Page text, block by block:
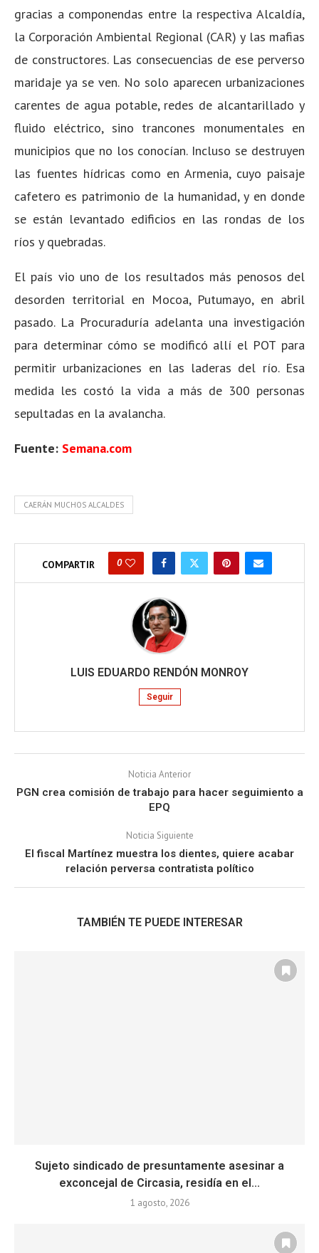
gracias a componendas entre la respectiva Alcaldía,
la Corporación Ambiental Regional (CAR) y las mafias
de constructores. Las consecuencias de ese perverso
maridaje ya se ven. No solo aparecen urbanizaciones
carentes de agua potable, redes de alcantarillado y
fluido eléctrico, sino trancones monumentales en
municipios que no los conocían. Incluso se destruyen
las fuentes hídricas como en Armenia, cuyo paisaje
cafetero es patrimonio de la humanidad, y en donde
se están levantado edificios en las rondas de los
ríos y quebradas.
El país vio uno de los resultados más penosos del
desorden territorial en Mocoa, Putumayo, en abril
pasado. La Procuraduría adelanta una investigación
para determinar cómo se modificó allí el POT para
permitir urbanizaciones en las laderas del río. Esa
medida les costó la vida a más de 300 personas
sepultadas en la avalancha.
Fuente: Semana.com
CAERÁN MUCHOS ALCALDES
COMPARTIR 0
LUIS EDUARDO RENDÓN MONROY
Seguir
Noticia Anterior
PGN crea comisión de trabajo para hacer seguimiento a
EPQ
Noticia Siguiente
El fiscal Martínez muestra los dientes, quiere acabar
relación perversa contratista político
TAMBIÉN TE PUEDE INTERESAR
Sujeto sindicado de presuntamente asesinar a
exconcejal de Circasia, residía en el...
1 agosto, 2026